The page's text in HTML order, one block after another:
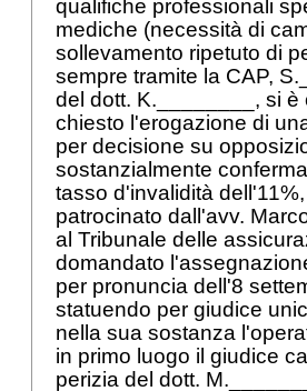
qualifiche professionali
mediche (necessità di
sollevamento ripetuto di
sempre tramite la CAP,
del dott. K.________, si
chiesto l'erogazione di
per decisione su
sostanzialmente
tasso d'invalidità dell'11%,
patrocinato dall'avv.
al Tribunale delle
domandato
per pronuncia dell'8
statuendo per giudice
nella sua sostanza
in primo luogo il giudice
perizia del dott.